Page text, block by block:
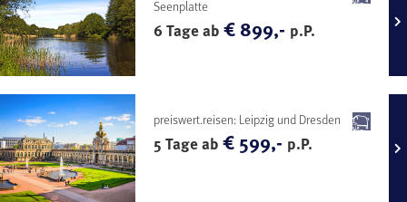
Seenplatte
6 Tage ab€ 899,- p.P.
preiswert.reisen: Leipzig und Dresden
5 Tage ab€ 599,- p.P.